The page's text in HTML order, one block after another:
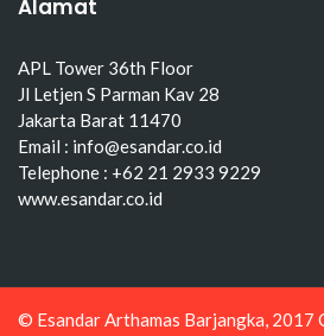
Alamat
APL Tower 36th Floor
Jl Letjen S Parman Kav 28
Jakarta Barat 11470
Email : info@esandar.co.id
Telephone : +62 21 2933 9229
www.esandar.co.id
© Esandar Arthamas Barjangka, 2017